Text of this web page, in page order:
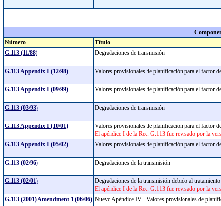
Número
Título
G.113 (11/88)
Degradaciones de transmisión
G.113 Appendix I (12/98) Valores provisionales de planificación para el factor
G.113 Appendix I (09/99) Valores provisionales de planificación para el factor
G.113 (03/93) Degradaciones de transmisión
G.113 Appendix I (10/01)
Valores provisionales de planificación para el factor
El apéndice I de la Rec. G.113 fue revisado por la
G.113 Appendix I (05/02)
Valores provisionales de planificación para el factor
G.113 (02/96) Degradaciones de la transmisión
G.113 (02/01)
Degradaciones de la transmisión debido al
El apéndice I de la Rec. G.113 fue revisado por la
G.113 (2001) Amendment 1 (06/06) Nuevo Apéndice IV - Valores provisionales de